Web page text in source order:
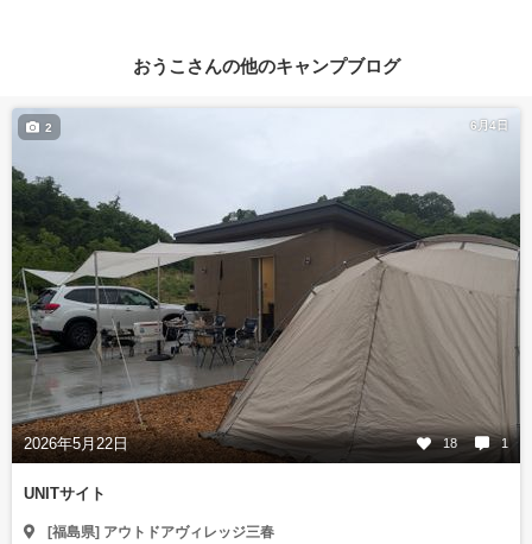
おうこさんの他のキャンプブログ
6月4日
2026年5月22日 18 1
2
UNITサイト
[福島県] アウトドアヴィレッジ三春